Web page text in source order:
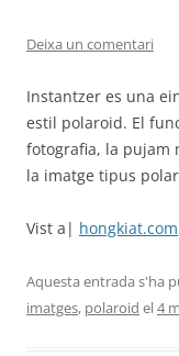
Deixa un comentari
Instantzer es una
estil polaroid. El
fotografia, la pujam
la imatge tipus
Vist a| hongkiat.com
Aquesta entrada s'ha
imatges, polaroid el4